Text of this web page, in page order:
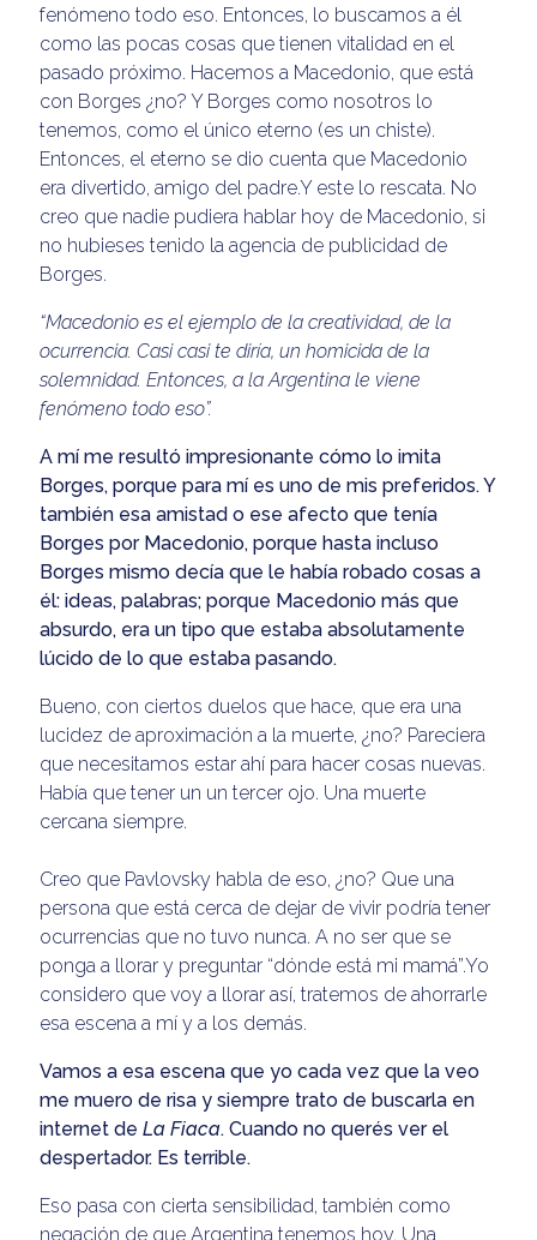
fenómeno todo eso. Entonces, lo buscamos a él
como las pocas cosas que tienen vitalidad en el
pasado próximo. Hacemos a Macedonio, que está
con Borges ¿no? Y Borges como nosotros lo
tenemos, como el único eterno (es un chiste).
Entonces, el eterno se dio cuenta que Macedonio
era divertido, amigo del padre.Y este lo rescata. No
creo que nadie pudiera hablar hoy de Macedonio, si
no hubieses tenido la agencia de publicidad de
Borges.
“Macedonio es el ejemplo de la creatividad, de la
ocurrencia. Casi casi te diría, un homicida de la
solemnidad. Entonces, a la Argentina le viene
fenómeno todo eso”.
A mí me resultó impresionante cómo lo imita
Borges, porque para mí es uno de mis preferidos. Y
también esa amistad o ese afecto que tenía
Borges por Macedonio, porque hasta incluso
Borges mismo decía que le había robado cosas a
él: ideas, palabras; porque Macedonio más que
absurdo, era un tipo que estaba absolutamente
lúcido de lo que estaba pasando.
Bueno, con ciertos duelos que hace, que era una
lucidez de aproximación a la muerte, ¿no? Pareciera
que necesitamos estar ahí para hacer cosas nuevas.
Había que tener un un tercer ojo. Una muerte
cercana siempre.
Creo que Pavlovsky habla de eso, ¿no? Que una
persona que está cerca de dejar de vivir podría tener
ocurrencias que no tuvo nunca. A no ser que se
ponga a llorar y preguntar “dónde está mi mamá”.Yo
considero que voy a llorar así, tratemos de ahorrarle
esa escena a mí y a los demás.
Vamos a esa escena que yo cada vez que la veo
me muero de risa y siempre trato de buscarla en
internet de La Fiaca. Cuando no querés ver el
despertador. Es terrible.
Eso pasa con cierta sensibilidad, también como
negación de que Argentina tenemos hoy. Una